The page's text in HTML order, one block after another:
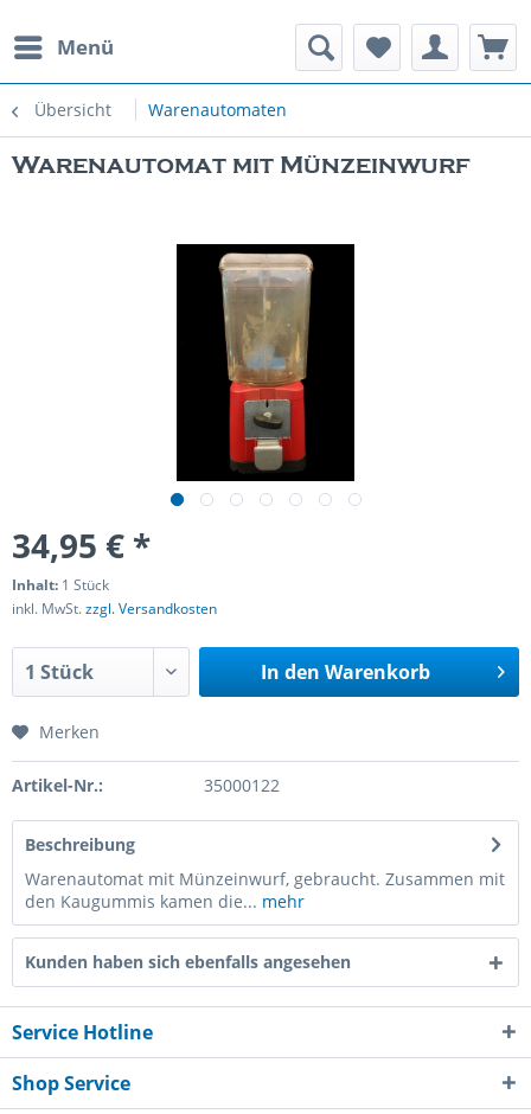
Menü
Übersicht Warenautomaten
Spielautomaten
Warenautomat mit Münzeinwurf
34,95 € *
Inhalt: 1 Stück
inkl. MwSt.zzgl. Versandkosten
In den Warenkorb
Merken
Artikel-Nr.: 35000122
Beschreibung
Warenautomat mit Münzeinwurf, gebraucht. Zusammen mit
den Kaugummis kamen die... mehr
Kunden haben sich ebenfalls angesehen
Service Hotline
Shop Service